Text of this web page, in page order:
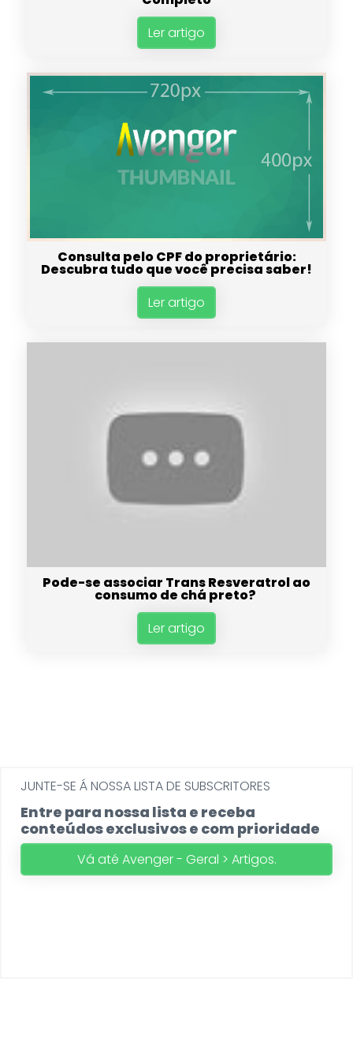
Ler artigo
Consulta pelo CPF do proprietário:
Descubra tudo que você precisa saber!
Ler artigo
Pode-se associar Trans Resveratrol ao
consumo de chá preto?
Ler artigo
JUNTE-SE Á NOSSA LISTA DE SUBSCRITORES
Entre para nossa lista e receba
conteúdos exclusivos e com prioridade
Vá até Avenger - Geral > Artigos.